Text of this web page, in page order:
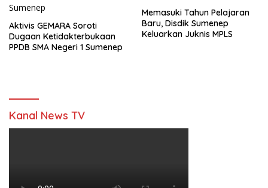
Aktivis GEMARA Soroti
Dugaan Ketidakterbukaan
PPDB SMA Negeri 1 Sumenep
Memasuki Tahun Pelajaran
Baru, Disdik Sumenep
Keluarkan Juknis MPLS
Kanal News TV